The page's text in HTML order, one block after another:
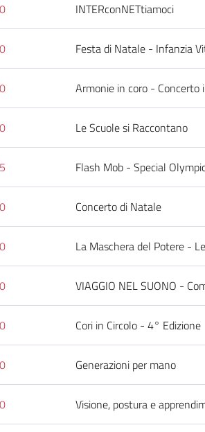
INTERconNETtiamoci
Festa di Natale - Infanzia
Armonie in coro -
Le Scuole si Raccontano
Flash Mob - Special
Concerto di Natale
La Maschera del Potere -
VIAGGIO NEL SUONO -
Cori in Circolo - 4° Edizione
Generazioni per mano
Visione, postura e